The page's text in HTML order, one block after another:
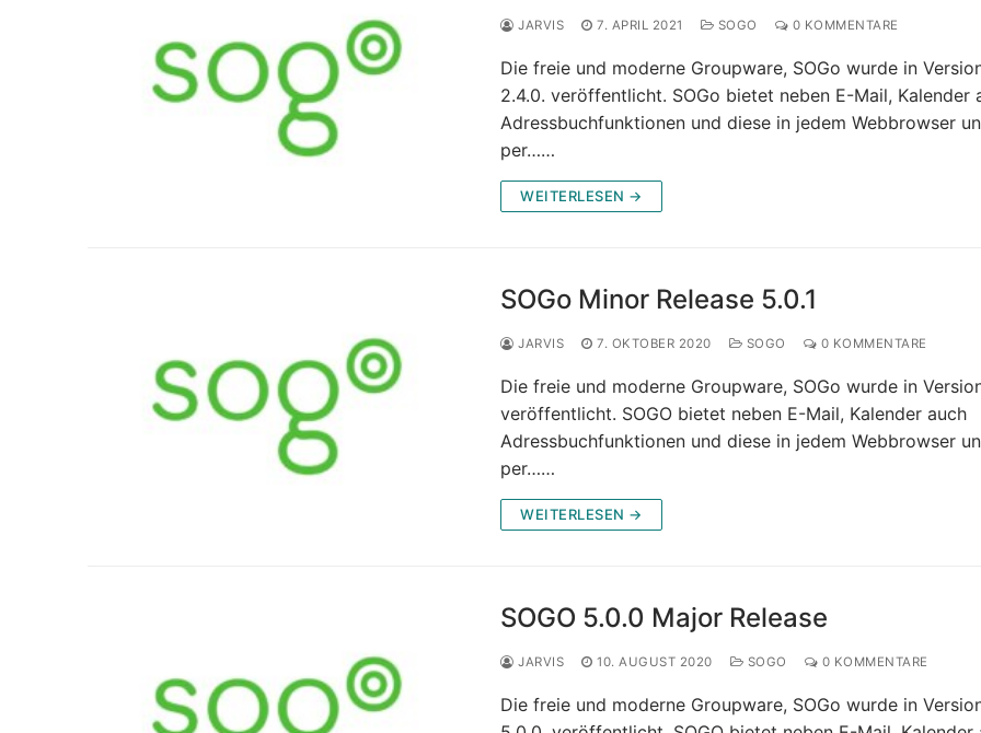
JARVIS 7. APRIL 2021 SOGO 0 KOMMENTARE
Die freie und moderne Groupware, SOGo wurde in
2.4.0. veröffentlicht. SOGo bietet neben E-Mail, Kalender
Adressbuchfunktionen und diese in jedem Webbrowser
per……
WEITERLESEN →
SOGo Minor Release 5.0.1
JARVIS 7. OKTOBER 2020 SOGO 0 KOMMENTARE
Die freie und moderne Groupware, SOGo wurde in
veröffentlicht. SOGO bietet neben E-Mail, Kalender auch
Adressbuchfunktionen und diese in jedem Webbrowser
per……
WEITERLESEN →
SOGO 5.0.0 Major Release
JARVIS 10. AUGUST 2020 SOGO 0 KOMMENTARE
Die freie und moderne Groupware, SOGo wurde in